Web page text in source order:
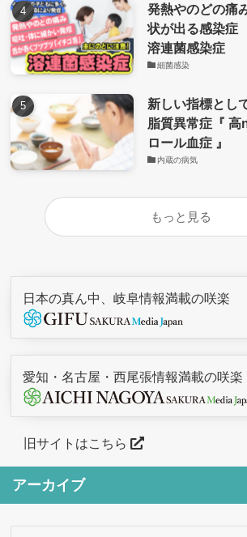
発熱やのどの痛
状が出る感染症
溶連菌感染症
細菌感染
新しい指標とし
脂質異常症『
ロール血症 』
内蔵の病気
もっと見る
日本の真ん中、岐阜情報満載の咲楽
愛知・名古屋・西尾張情報満載の咲楽
旧サイトはこちら
アーカイブ